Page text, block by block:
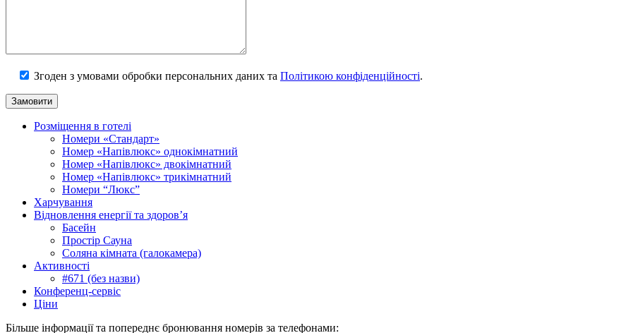
Згоден з умовами обробки персональних даних та Політикою конфіденційності.
Розміщення в готелі
Номери «Стандарт»
Номер «Напівлюкс» однокімнатний
Номер «Напівлюкс» двокімнатний
Номер «Напівлюкс» трикімнатний
Номери “Люкс”
Харчування
Відновлення енергії та здоров’я
Басейн
Простір Сауна
Соляна кімната (галокамера)
Активності
#671 (без назви)
Конференц-сервіс
Ціни
Більше інформації та попереднє бронювання номерів за телефонами: